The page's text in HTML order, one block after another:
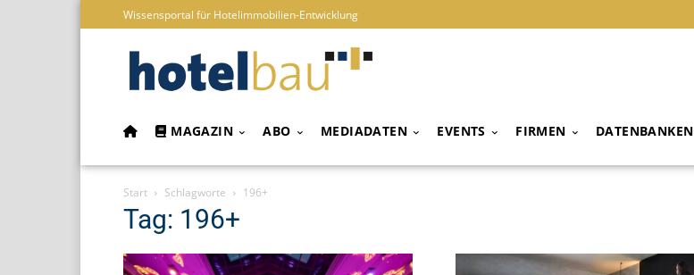
Wissensportal für Hotelimmobilien-Entwicklung
MAGAZIN ABO MEDIADATEN EVENTS FIRMEN DATENBANKEN
Start Schlagworte 196+
Tag: 196+